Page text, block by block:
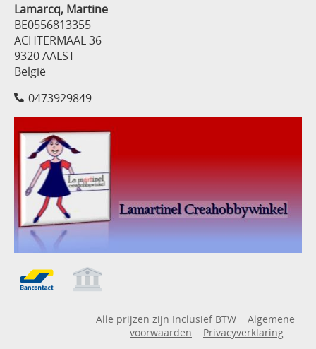
Lamarcq, Martine
BE0556813355
ACHTERMAAL 36
9320 AALST
België
0473929849
Alle prijzen zijn Inclusief BTW
Algemene
voorwaarden
Privacyverklaring